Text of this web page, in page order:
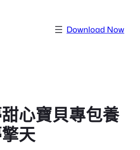
Download Now
心寶貝專包養
天